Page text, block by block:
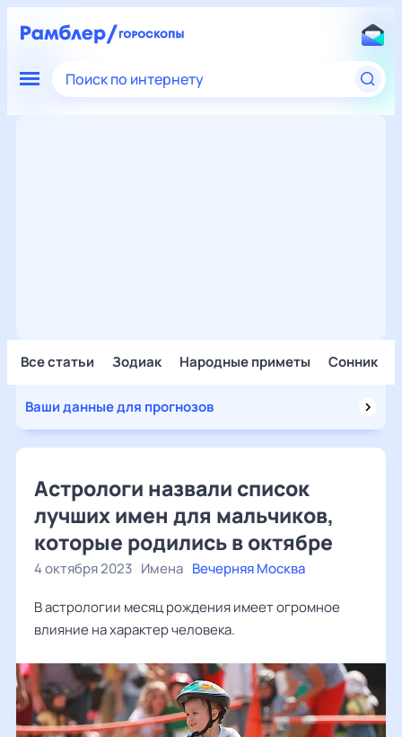
Поиск по интернету
Все статьи Зодиак Народные приметы Сонник
Ваши данные для прогнозов
Астрологи назвали список
лучших имен для мальчиков,
которые родились в октябре
4 октября 2023 Имена Вечерняя Москва
В астрологии месяц рождения имеет огромное
влияние на характер человека.